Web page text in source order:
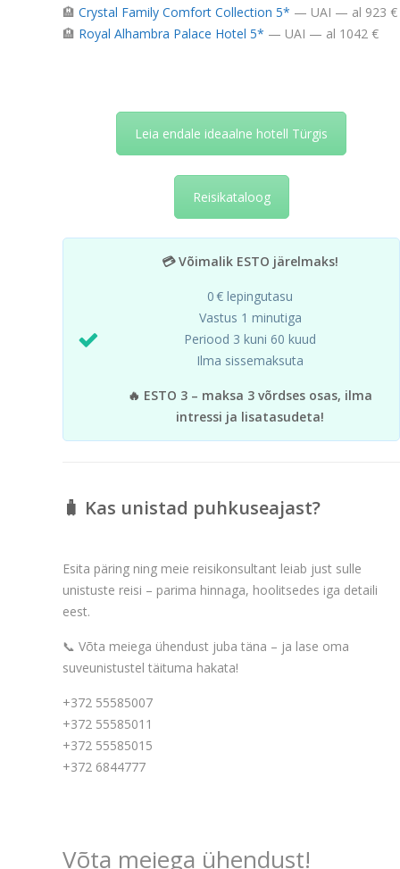
🏨 Crystal Family Comfort Collection 5* — UAI — al 923 €
🏨 Royal Alhambra Palace Hotel 5* — UAI — al 1042 €
Leia endale ideaalne hotell Türgis
Reisikataloog
💳 Võimalik ESTO järelmaks!
0 € lepingutasu
Vastus 1 minutiga
Periood 3 kuni 60 kuud
Ilma sissemaksuta
🔥 ESTO 3 – maksa 3 võrdses osas, ilma
intressi ja lisatasudeta!
🧳 Kas unistad puhkuseajast?
Esita päring ning meie reisikonsultant leiab just sulle
unistuste reisi – parima hinnaga, hoolitsedes iga detaili
eest.
📞 Võta meiega ühendust juba täna – ja lase oma
suveunistustel täituma hakata!
+372 55585007
+372 55585011
+372 55585015
+372 6844777
Võta meiega ühendust!